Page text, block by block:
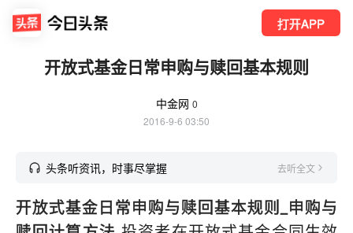
打开APP
开放式基金日常申购与赎回基本规则
中金网 0
2016-9-6 03:50
头条听资讯，时事尽掌握 去听全文
开放式基金日常申购与赎回基本规则_申购与